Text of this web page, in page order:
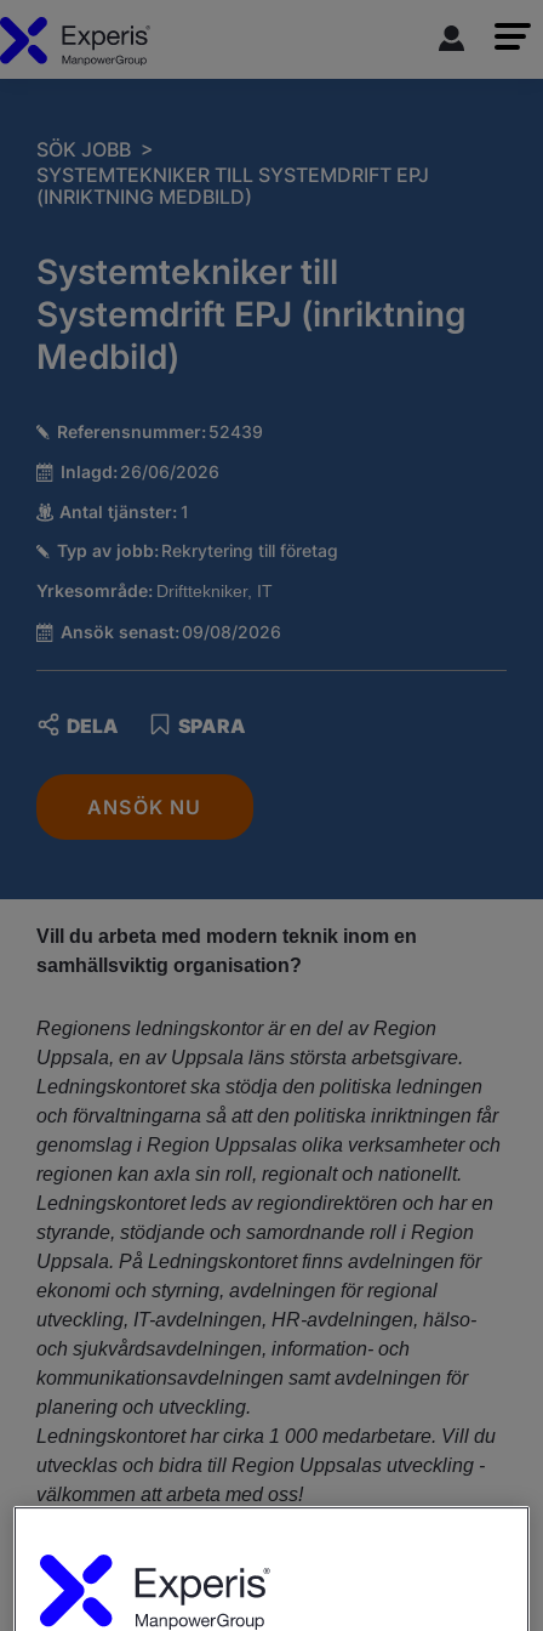
SÖK JOBB >
SYSTEMTEKNIKER TILL SYSTEMDRIFT EPJ
(INRIKTNING MEDBILD)
Systemtekniker till
Systemdrift EPJ (inriktning
Medbild)
Referensnummer: 52439
Inlagd: 26/06/2026
Antal tjänster: 1
Typ av jobb: Rekrytering till företag
Yrkesområde: Drifttekniker, IT
Ansök senast: 09/08/2026
ANSÖK NU
SPARA
DELA
Vill du arbeta med modern teknik inom en
samhällsviktig organisation?
Regionens ledningskontor är en del av Region
Uppsala, en av Uppsala läns största arbetsgivare.
Ledningskontoret ska stödja den politiska ledningen
och förvaltningarna så att den politiska inriktningen får
genomslag i Region Uppsalas olika verksamheter och
regionen kan axla sin roll, regionalt och nationellt.
Ledningskontoret leds av regiondirektören och har en
styrande, stödjande och samordnande roll i Region
Uppsala. På Ledningskontoret finns avdelningen för
ekonomi och styrning, avdelningen för regional
utveckling, IT-avdelningen, HR-avdelningen, hälso-
och sjukvårdsavdelningen, information- och
kommunikationsavdelningen samt avdelningen för
planering och utveckling.
Ledningskontoret har cirka 1 000 medarbetare. Vill du
utvecklas och bidra till Region Uppsalas utveckling -
välkommen att arbeta med oss!
Vår verksamhet
Region Uppsala ansvarar för hälso- och sjukvård,